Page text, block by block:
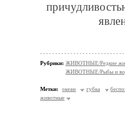
Рубрики: ЖИВОТНЫЕ/Редкие
ЖИВОТНЫЕ/Рыбы и
Метки: океан губка
животные